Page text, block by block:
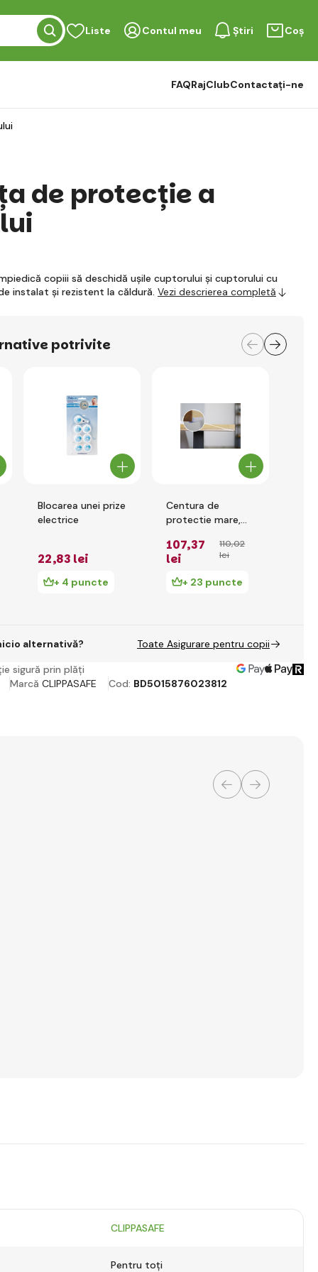
Liste Contul meu Știri Coș
FAQRajClubContactați-ne
de protecție a
copiii să deschidă ușile cuptorului și cuptorului cu
instalat și rezistent la căldură. Vezi descrierea completă
potrivite
Blocarea unei prize
electrice
22,83 lei
+ 4 puncte
Centura de
protectie mare,
107,37
lei
110,02
lei
+ 23 puncte
alternativă?
Toate Asigurare pentru copii
sigură prin plăți
Marcă CLIPPASAFE Cod: BD5015876023812
CLIPPASAFE
Pentru toți